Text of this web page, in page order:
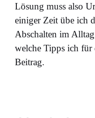
Lösung muss also
einiger Zeit übe ich
Abschalten im
welche Tipps ich für
Beitrag.